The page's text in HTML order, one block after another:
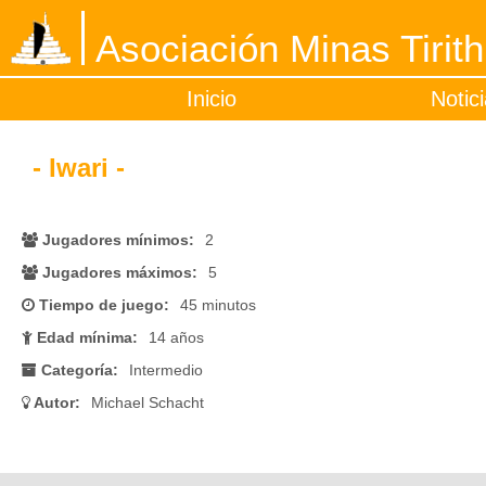
Asociación Minas Tirith
Inicio
- Iwari -
Jugadores mínimos:
2
Jugadores máximos:
5
Tiempo de juego:
45 minutos
Edad mínima:
14 años
Categoría:
Intermedio
Autor:
Michael Schacht